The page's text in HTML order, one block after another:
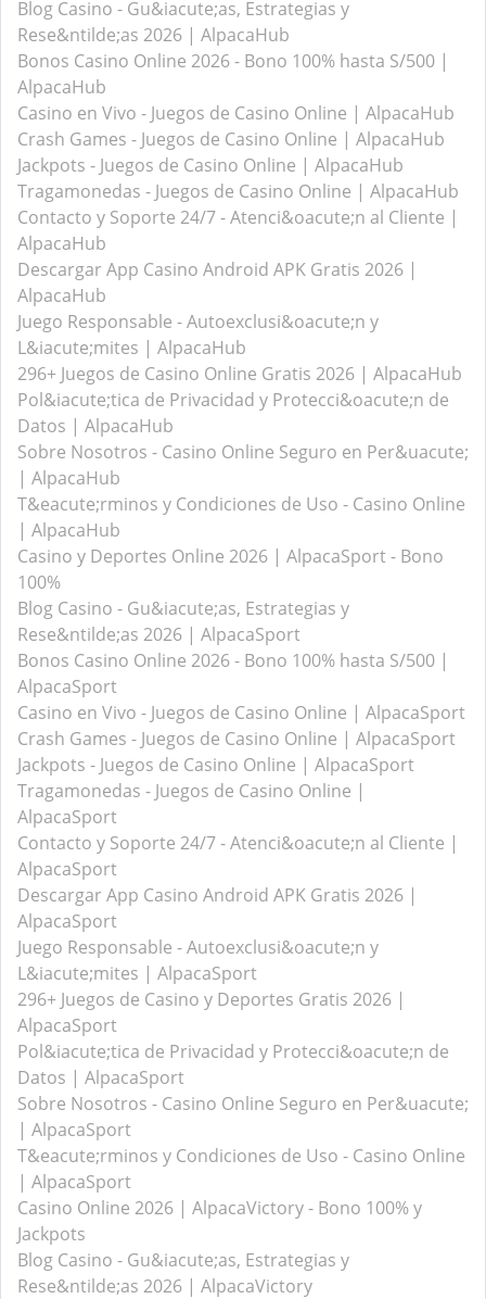
Blog Casino - Gu&iacute;as, Estrategias y
Rese&ntilde;as 2026 | AlpacaHub
Bonos Casino Online 2026 - Bono 100% hasta S/500 |
AlpacaHub
Casino en Vivo - Juegos de Casino Online | AlpacaHub
Crash Games - Juegos de Casino Online | AlpacaHub
Jackpots - Juegos de Casino Online | AlpacaHub
Tragamonedas - Juegos de Casino Online | AlpacaHub
Contacto y Soporte 24/7 - Atenci&oacute;n al Cliente |
AlpacaHub
Descargar App Casino Android APK Gratis 2026 |
AlpacaHub
Juego Responsable - Autoexclusi&oacute;n y
L&iacute;mites | AlpacaHub
296+ Juegos de Casino Online Gratis 2026 | AlpacaHub
Pol&iacute;tica de Privacidad y Protecci&oacute;n de
Datos | AlpacaHub
Sobre Nosotros - Casino Online Seguro en Per&uacute;
| AlpacaHub
T&eacute;rminos y Condiciones de Uso - Casino Online
| AlpacaHub
Casino y Deportes Online 2026 | AlpacaSport - Bono
100%
Blog Casino - Gu&iacute;as, Estrategias y
Rese&ntilde;as 2026 | AlpacaSport
Bonos Casino Online 2026 - Bono 100% hasta S/500 |
AlpacaSport
Casino en Vivo - Juegos de Casino Online | AlpacaSport
Crash Games - Juegos de Casino Online | AlpacaSport
Jackpots - Juegos de Casino Online | AlpacaSport
Tragamonedas - Juegos de Casino Online |
AlpacaSport
Contacto y Soporte 24/7 - Atenci&oacute;n al Cliente |
AlpacaSport
Descargar App Casino Android APK Gratis 2026 |
AlpacaSport
Juego Responsable - Autoexclusi&oacute;n y
L&iacute;mites | AlpacaSport
296+ Juegos de Casino y Deportes Gratis 2026 |
AlpacaSport
Pol&iacute;tica de Privacidad y Protecci&oacute;n de
Datos | AlpacaSport
Sobre Nosotros - Casino Online Seguro en Per&uacute;
| AlpacaSport
T&eacute;rminos y Condiciones de Uso - Casino Online
| AlpacaSport
Casino Online 2026 | AlpacaVictory - Bono 100% y
Jackpots
Blog Casino - Gu&iacute;as, Estrategias y
Rese&ntilde;as 2026 | AlpacaVictory